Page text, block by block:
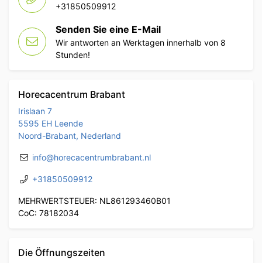
+31850509912
Senden Sie eine E-Mail
Wir antworten an Werktagen innerhalb von 8
Stunden!
Horecacentrum Brabant
Irislaan 7
5595 EH Leende
Noord-Brabant, Nederland
info@horecacentrumbrabant.nl
+31850509912
MEHRWERTSTEUER: NL861293460B01
CoC: 78182034
Die Öffnungszeiten